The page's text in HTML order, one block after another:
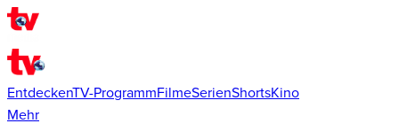
EntdeckenTV-ProgrammFilmeSerienShortsKino
Mehr